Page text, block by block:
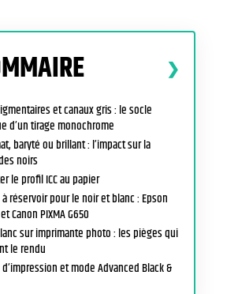
et canaux gris : le socle
d’un tirage monochrome
baryté ou brillant : l’impact sur la
noirs
le profil ICC au papier
réservoir pour le noir et blanc : Epson
Canon PIXMA G650
sur imprimante photo : les pièges qui
le rendu
et mode Advanced Black &